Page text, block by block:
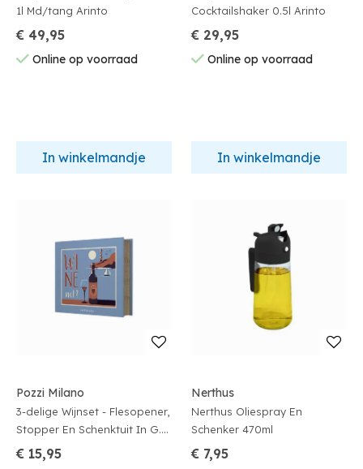
1l Md/tang Arinto
€ 49,95
Online op voorraad
In winkelmandje
Cocktailshaker 0.5l Arinto
€ 29,95
Online op voorraad
In winkelmandje
Pozzi Milano
3-delige Wijnset - Flesopener,
Stopper En Schenktuit In G.b.
Gift Novels
€ 15,95
Nerthus
Nerthus Oliespray En
Schenker 470ml
€ 7,95